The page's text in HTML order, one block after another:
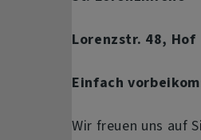
Lorenzstr. 48, Hof
Einfach
Wir freuen uns auf